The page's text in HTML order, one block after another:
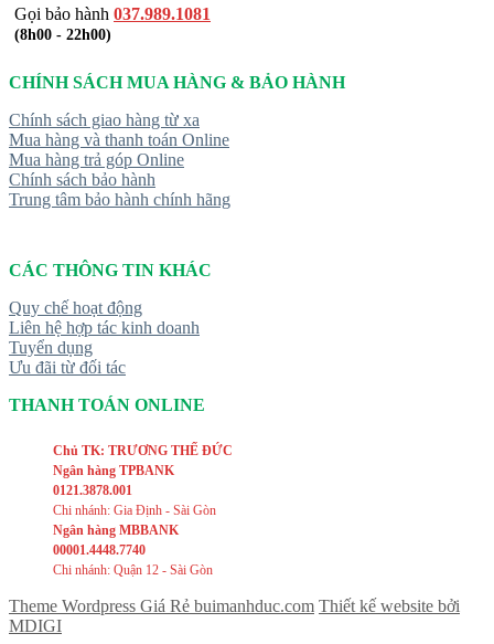
Gọi bảo hành 037.989.1081
(8h00 - 22h00)
CHÍNH SÁCH MUA HÀNG & BẢO HÀNH
Chính sách giao hàng từ xa
Mua hàng và thanh toán Online
Mua hàng trả góp Online
Chính sách bảo hành
Trung tâm bảo hành chính hãng
CÁC THÔNG TIN KHÁC
Quy chế hoạt động
Liên hệ hợp tác kinh doanh
Tuyển dụng
Ưu đãi từ đối tác
THANH TOÁN ONLINE
Chủ TK: TRƯƠNG THẾ ĐỨC
Ngân hàng TPBANK
0121.3878.001
Chi nhánh: Gia Định - Sài Gòn
Ngân hàng MBBANK
00001.4448.7740
Chi nhánh: Quận 12 - Sài Gòn
Theme Wordpress Giá Rẻ buimanhduc.com Thiết kế website bởi
MDIGI